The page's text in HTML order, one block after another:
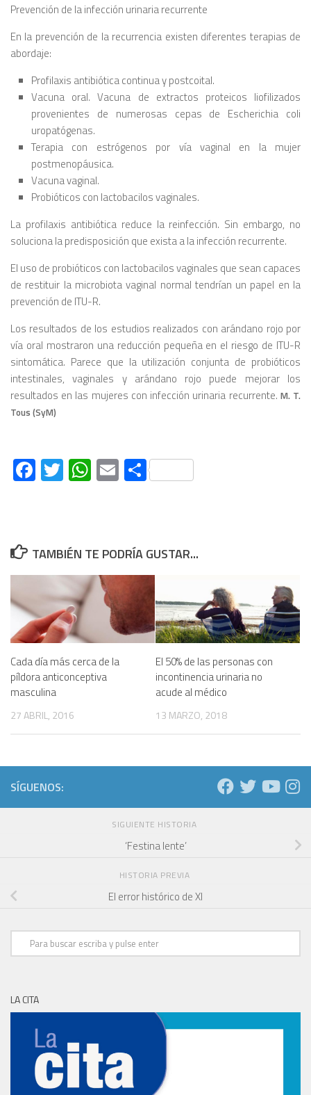
Prevención de la infección urinaria recurrente
En la prevención de la recurrencia existen diferentes terapias de
abordaje:
Profilaxis antibiótica continua y postcoital.
Vacuna oral. Vacuna de extractos proteicos liofilizados
provenientes de numerosas cepas de Escherichia coli
uropatógenas.
Terapia con estrógenos por vía vaginal en la mujer
postmenopáusica.
Vacuna vaginal.
Probióticos con lactobacilos vaginales.
La profilaxis antibiótica reduce la reinfección. Sin embargo, no
soluciona la predisposición que exista a la infección recurrente.
El uso de probióticos con lactobacilos vaginales que sean capaces
de restituir la microbiota vaginal normal tendrían un papel en la
prevención de ITU-R.
Los resultados de los estudios realizados con arándano rojo por
vía oral mostraron una reducción pequeña en el riesgo de ITU-R
sintomática. Parece que la utilización conjunta de probióticos
intestinales, vaginales y arándano rojo puede mejorar los
resultados en las mujeres con infección urinaria recurrente. M. T.
Tous (SyM)
Facebook
Twitter
WhatsApp
EmailCompartir
TAMBIÉN TE PODRÍA GUSTAR...
Cada día más cerca de la
píldora anticonceptiva
masculina
27 ABRIL, 2016
El 50% de las personas con
incontinencia urinaria no
acude al médico
13 MARZO, 2018
SÍGUENOS:
SIGUIENTE HISTORIA
‘Festina lente’
HISTORIA PREVIA
El error histórico de XI
LA CITA